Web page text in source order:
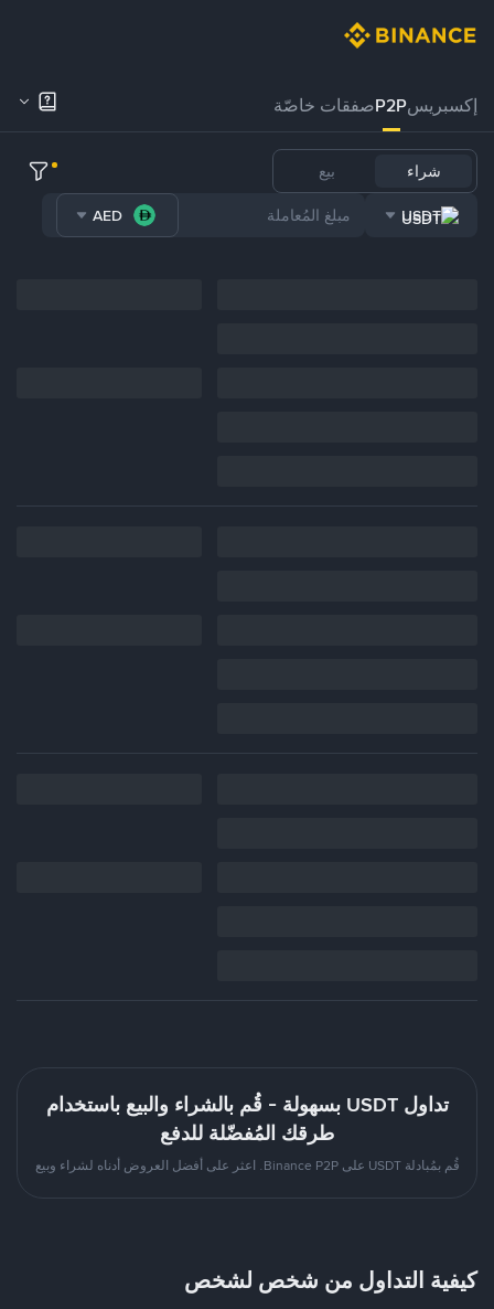
إكسبريسP2Pصفقات خاصّة
شراء بيع
USDT
AED
تداول USDT بسهولة - قُم بالشراء والبيع باستخدام
طرقك المُفضّلة للدفع
قُم بمُبادلة USDT على Binance P2P. اعثر على أفضل العروض أدناه لشراء وبيع
كيفية التداول من شخص لشخص